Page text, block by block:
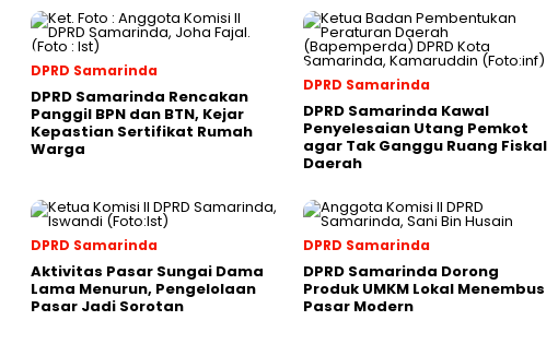
DPRD Samarinda
DPRD Samarinda Rencakan
Panggil BPN dan BTN, Kejar
Kepastian Sertifikat Rumah
Warga
DPRD Samarinda
DPRD Samarinda Kawal
Penyelesaian Utang Pemkot
agar Tak Ganggu Ruang Fiskal
Daerah
DPRD Samarinda
Aktivitas Pasar Sungai Dama
Lama Menurun, Pengelolaan
Pasar Jadi Sorotan
DPRD Samarinda
DPRD Samarinda Dorong
Produk UMKM Lokal Menembus
Pasar Modern